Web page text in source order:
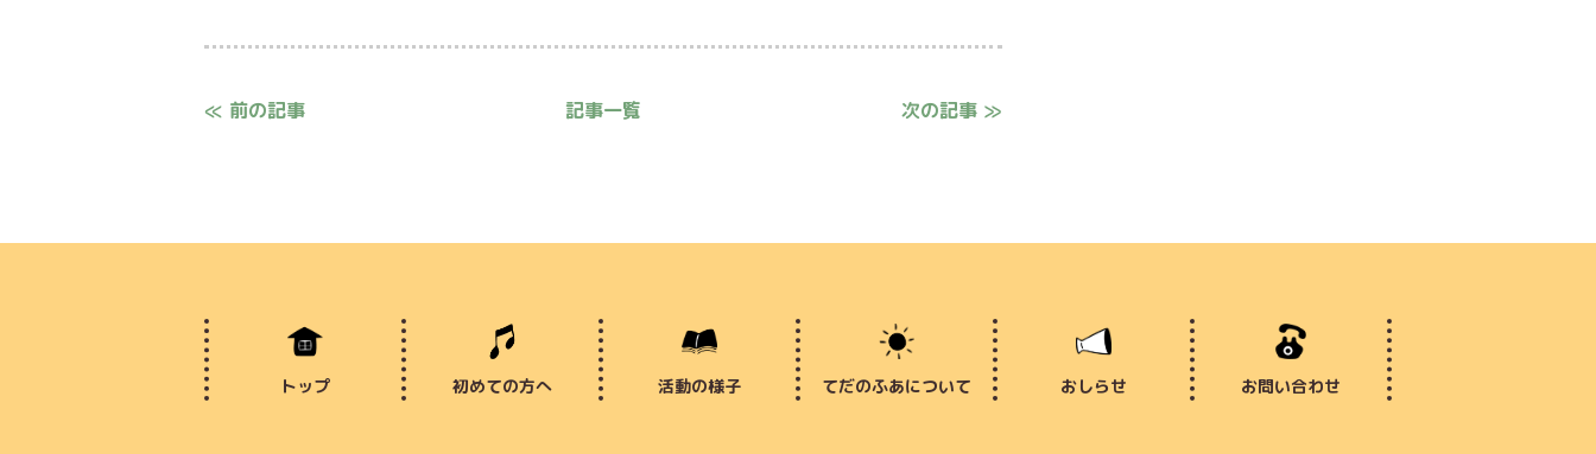
≪ 前の記事 記事一覧 次の記事 ≫
トップ 初めての方へ 活動の様子 てだのふあについて おしらせ お問い合わせ